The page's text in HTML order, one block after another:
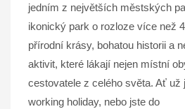
jedním z největších městských
ikonický park o rozloze více než
přírodní krásy, bohatou historii a
aktivit, které lákají nejen místní
cestovatele z celého světa. Ať už
working holiday, nebo jste do